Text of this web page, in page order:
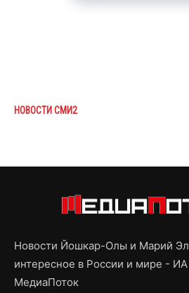
НОВОСТИ СМИ2
Новости Йошкар-Олы и Марий
интересное в России и мире - ИА
МедиаПоток